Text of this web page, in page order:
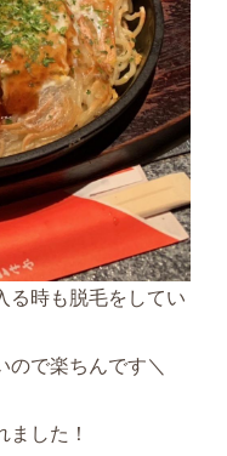
る時も脱毛をしてい
ので楽ちんです＼
した！